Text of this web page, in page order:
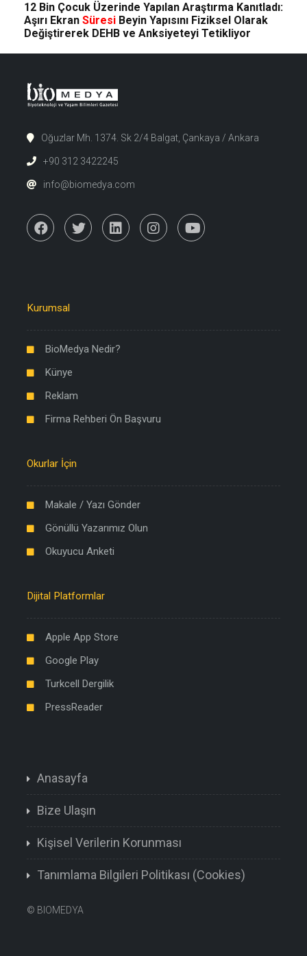
12 Bin Çocuk Üzerinde Yapılan Araştırma Kanıtladı:
Aşırı Ekran Süresi Beyin Yapısını Fiziksel Olarak
Değiştirerek DEHB ve Anksiyeteyi Tetikliyor
Oğuzlar Mh. 1374. Sk 2/4 Balgat, Çankaya / Ankara
+90 312 3422245
info@biomedya.com
Kurumsal
BioMedya Nedir?
Künye
Reklam
Firma Rehberi Ön Başvuru
Okurlar İçin
Makale / Yazı Gönder
Gönüllü Yazarımız Olun
Okuyucu Anketi
Dijital Platformlar
Apple App Store
Google Play
Turkcell Dergilik
PressReader
Anasayfa
Bize Ulaşın
Kişisel Verilerin Korunması
Tanımlama Bilgileri Politikası (Cookies)
© BIOMEDYA